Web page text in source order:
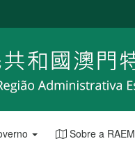
Sobre a RAEM